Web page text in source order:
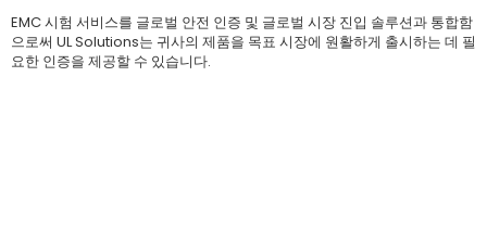
EMC 시험 서비스를 글로벌 안전 인증 및 글로벌 시장 진입 솔루션과 통합함
으로써 UL Solutions는 귀사의 제품을 목표 시장에 원활하게 출시하는 데 필
요한 인증을 제공할 수 있습니다.